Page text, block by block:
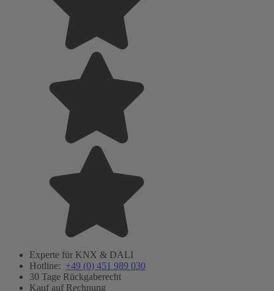
Experte für KNX & DALI
Hotline: +49 (0) 451 989 030
30 Tage Rückgaberecht
Kauf auf Rechnung